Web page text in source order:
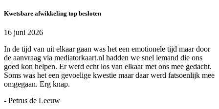
Kwetsbare afwikkeling top besloten
16 juni 2026
In de tijd van uit elkaar gaan was het een emotionele tijd maar door
de aanvraag via mediatorkaart.nl hadden we snel iemand die ons
goed kon helpen. Er werd echt los van elkaar met ons mee gedacht.
Soms was het een gevoelige kwestie maar daar werd fatsoenlijk mee
omgegaan. Erg knap.
- Petrus de Leeuw